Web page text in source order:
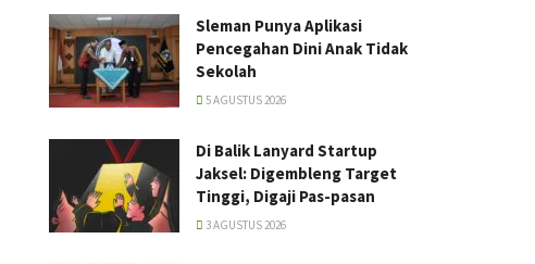
Sleman Punya Aplikasi
Pencegahan Dini Anak Tidak
Sekolah
5 AGUSTUS 2026
Di Balik Lanyard Startup
Jaksel: Digembleng Target
Tinggi, Digaji Pas-pasan
3 AGUSTUS 2026